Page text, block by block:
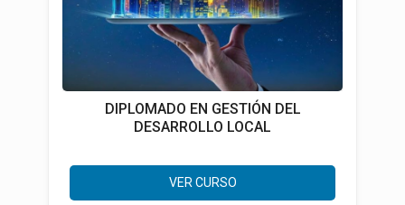
DIPLOMADO EN GESTIÓN DEL
DESARROLLO LOCAL
VER CURSO